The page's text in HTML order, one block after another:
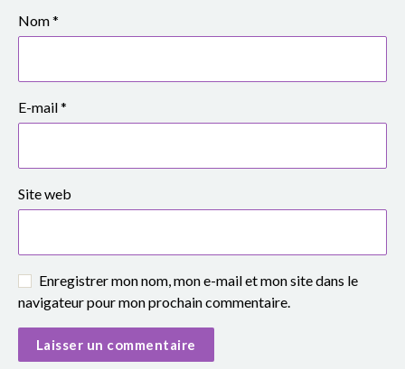
e
i
m
o
n
V
e
i
Nom*
E-mail*
Site web
Enregistrer mon nom, mon e-mail et mon site dans le
navigateur pour mon prochain commentaire.